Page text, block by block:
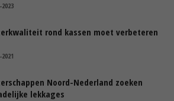
2023
rond kassen moet verbeteren
Noord-Nederland zoeken
lekkages